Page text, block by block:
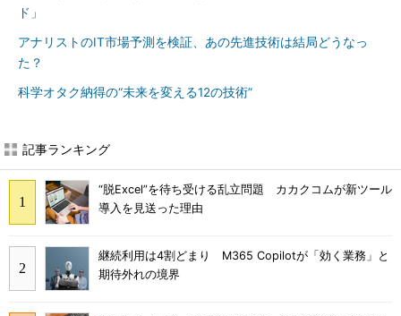
ド」
アナリストのIT市場予測を検証、あの先進技術は結局どうなっ
た？
科学オタク納得の“未来を変える12の技術”
記事ランキング
“脱Excel”を待ち受ける乱立問題 カカクコムが新ツール
導入を見送った理由
継続利用は4割どまり M365 Copilotが「効く業務」と
期待外れの境界